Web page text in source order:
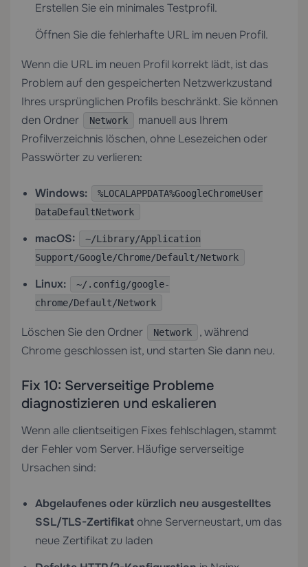
Erstellen Sie ein minimales Testprofil.
Öffnen Sie die fehlerhafte URL im neuen Profil.
Wenn die URL im neuen Profil korrekt lädt, ist das
Problem auf den gespeicherten Netzwerkzustand
Ihres ursprünglichen Profils beschränkt. Sie können
den Ordner
Network
manuell aus Ihrem
Profilverzeichnis löschen, ohne Lesezeichen oder
Passwörter zu verlieren:
Windows:
%LOCALAPPDATA%GoogleChromeUser
DataDefaultNetwork
macOS:
~/Library/Application
Support/Google/Chrome/Default/Network
Linux:
~/.config/google-
chrome/Default/Network
Löschen Sie den Ordner Network
, während
Chrome geschlossen ist, und starten Sie dann neu.
Fix 10: Serverseitige Probleme
diagnostizieren und eskalieren
Wenn alle clientseitigen Fixes fehlschlagen, stammt
der Fehler vom Server. Häufige serverseitige
Ursachen sind:
Abgelaufenes oder kürzlich neu ausgestelltes
SSL/TLS-Zertifikat ohne Serverneustart, um das
neue Zertifikat zu laden